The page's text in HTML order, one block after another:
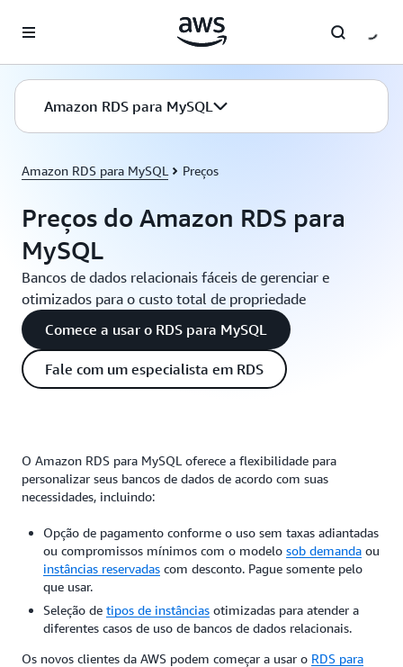
Pular para o conteúdo principal
Amazon RDS para MySQL
Amazon RDS para MySQL Preços
Preços do Amazon RDS para
MySQL
Bancos de dados relacionais fáceis de gerenciar e
otimizados para o custo total de propriedade
Comece a usar o RDS para MySQL
Fale com um especialista em RDS
O Amazon RDS para MySQL oferece a flexibilidade para
personalizar seus bancos de dados de acordo com suas
necessidades, incluindo:
Opção de pagamento conforme o uso sem taxas adiantadas
ou compromissos mínimos com o modelo sob demanda ou
instâncias reservadas com desconto. Pague somente pelo
que usar.
Seleção de tipos de instâncias otimizadas para atender a
diferentes casos de uso de bancos de dados relacionais.
Os novos clientes da AWS podem começar a usar o RDS para